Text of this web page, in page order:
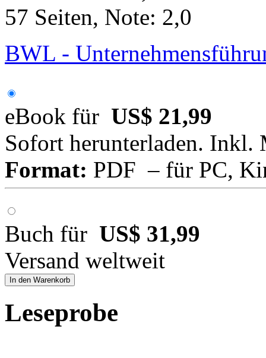
57 Seiten, Note: 2,0
BWL -
eBook für US$ 21,99
Sofort herunterladen. Inkl.
Format: PDF – für PC,
Buch für US$ 31,99
Versand weltweit
In den Warenkorb
Leseprobe